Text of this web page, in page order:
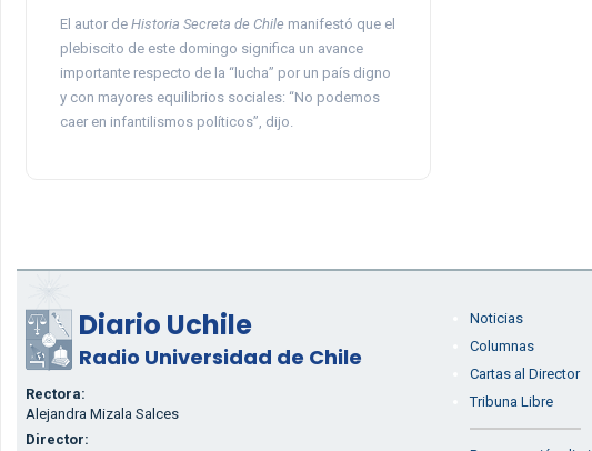
El autor de Historia Secreta de Chile manifestó que el
plebiscito de este domingo significa un avance
importante respecto de la “lucha” por un país digno
y con mayores equilibrios sociales: “No podemos
caer en infantilismos políticos”, dijo.
Diario Uchile
Radio Universidad de Chile
Rectora:
Alejandra Mizala Salces
Director:
Noticias
Columnas
Cartas al Director
Tribuna Libre